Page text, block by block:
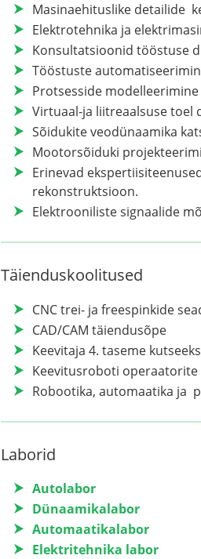
Masinaehituslike detailide
Elektrotehnika ja
Konsultatsioonid tööstuse
Tööstuste
Protsesside
Virtuaal-ja liitreaalsuse toel
Sõidukite veodünaamika
Mootorsõiduki
Erinevad
rekonstruktsioon.
Elektrooniliste signaalide
Täienduskoolitused
CNC trei- ja freespinkide
CAD/CAM täiendusõpe
Keevitaja 4. taseme
Keevitusroboti
Robootika, automaatika ja
Laborid
Autolabor
Dünaamikalabor
Automaatikalabor
Elektritehnika labor